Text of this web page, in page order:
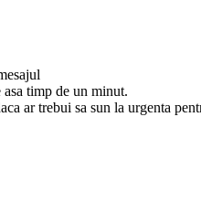
timp de un minut.
ar trebui sa sun la urgenta